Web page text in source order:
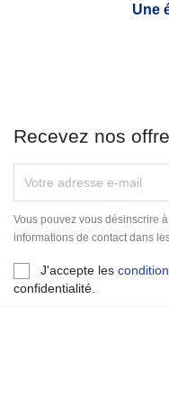
Une
Recevez nos
Vous pouvez vous désinscrire
informations de contact dans
J'accepte les
confidentialité.